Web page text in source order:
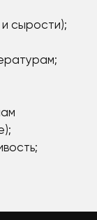
и сырости);